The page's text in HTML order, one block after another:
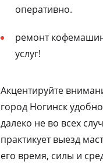
оперативно.
ремонт
услуг!
Акцентируйте
город Ногинск
далеко не во всех
практикует выезд
его время, силы и